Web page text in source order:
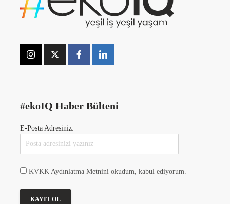
#ekoIQ Haber Bülteni
E-Posta Adresiniz:
KVKK Aydınlatma Metnini okudum, kabul ediyorum.